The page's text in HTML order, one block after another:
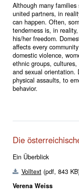
Although many
united partners, in
can happen. Often,
tenderness is, in
his/her freedom.
affects every
domestic violence,
ethnic groups,
and sexual orientation.
physical assaults, to
behavior.
Die
Ein Überblick
Volltext(pdf, 843
Verena Weiss